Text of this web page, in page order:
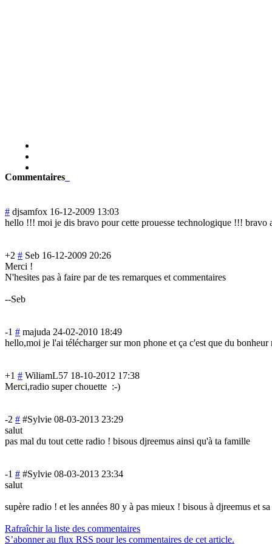
Commentaires
# djsamfox 16-12-2009 13:03
hello !!! moi je dis bravo pour cette prouesse technologique !!! bravo
+2 # Seb 16-12-2009 20:26
Merci !
N'hesites pas à faire par de tes remarques et commentaires
--Seb
-1 # majuda 24-02-2010 18:49
hello,moi je l'ai télécharger sur mon phone et ça c'est que du
+1 # WiliamL57 18-10-2012 17:38
Merci,radio super chouette :-)
-2 # #Sylvie 08-03-2013 23:29
salut
pas mal du tout cette radio ! bisous djreemus ainsi qu'à ta famille
-1 # #Sylvie 08-03-2013 23:34
salut
supère radio ! et les années 80 y à pas mieux ! bisous à djreemus et
Rafraîchir la liste des commentaires
S’abonner au flux RSS pour les commentaires de cet article.